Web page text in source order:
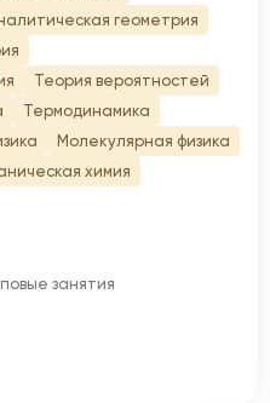
геометрия
Теория вероятностей
Термодинамика
Молекулярная физика
химия
занятия